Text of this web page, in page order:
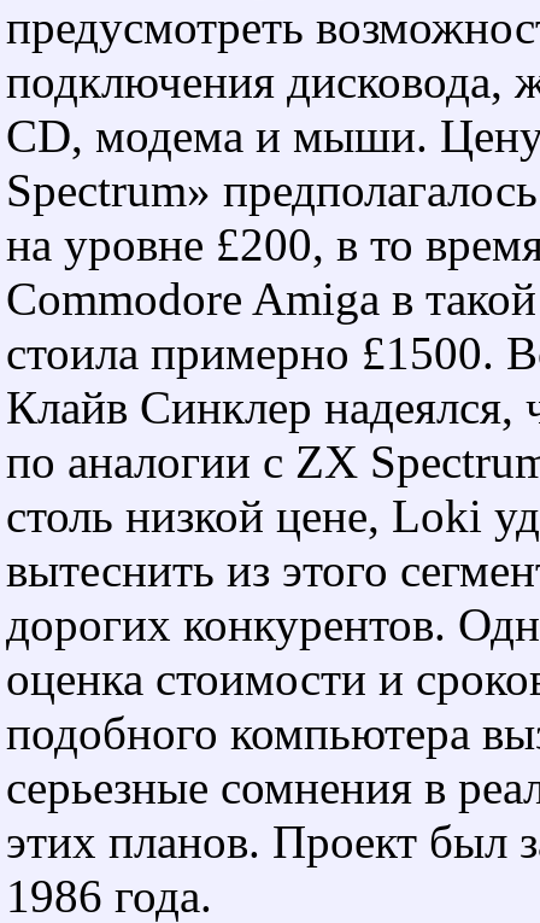
предусмотреть
подключения дисковода,
CD, модема и мыши. Цену
Spectrum»
на уровне £200, в то
Commodore Amiga в
стоила примерно £1500.
Клайв Синклер надеялся,
по аналогии с ZX
столь низкой цене, Loki
вытеснить из этого
дорогих конкурентов.
оценка стоимости и
подобного компьютера
серьезные сомнения в
этих планов. Проект был
1986 года.